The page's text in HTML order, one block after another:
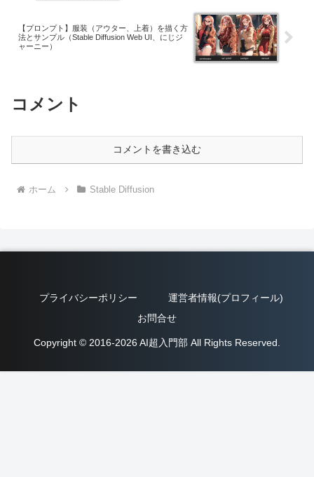
【プロンプト】服装（アウター、上着）を描く方
法とサンプル（Stable Diffusion Web UI、にじジ
ャーニー）
コメント
コメントを書き込む
ホーム Stable Diffusion
プライバシーポリシー
運営者情報(プロフィール)
お問合せ
Copyright © 2016-2026 AI超入門部 All Rights Reserved.